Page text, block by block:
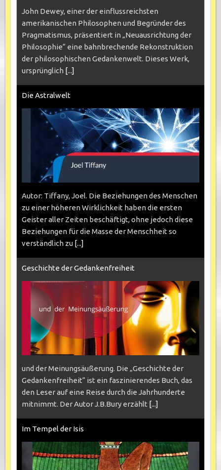
John Dewey, einer der einflussreichsten
amerikanischen Philosophen und Begründer des
Pragmatismus, präsentiert in „Neuausrichtung der
Philosophie“ eine bahnbrechende Rekonstruktion
der philosophischen Gedankenwelt. Dieses Werk,
ursprünglich [...]
Die Astralwelt
Autor: Tiffany, Joel. Die Beziehungen des Menschen
zu einer höheren Wirklichkeit haben die ersten
Geister aller Zeiten beschäftigt, ohne jedoch diese
Beziehungen für die Masse der Menschheit so
verständlich zu [...]
Geschichte der Gedankenfreiheit
und der Meinungsäußerung. Die „Geschichte der
Gedankenfreiheit“ ist ein faszinierendes Buch, das
den Leser auf eine Reise durch die Jahrhunderte
mitnimmt. Der Autor J.B.Bury erzählt [...]
Im Tempel der Isis